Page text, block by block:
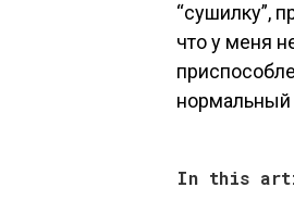
“сушилку”,
что у меня
нормальный
In this